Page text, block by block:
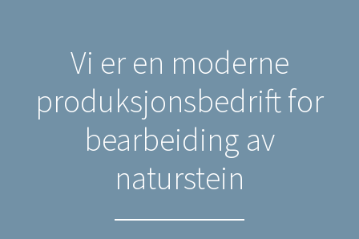
Vi er en moderne
produksjonsbedrift for
bearbeiding av
naturstein